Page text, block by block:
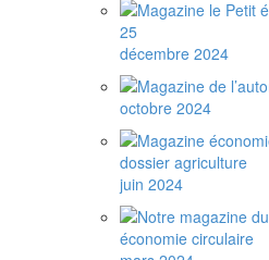
décembre 2024
octobre 2024
juin 2024